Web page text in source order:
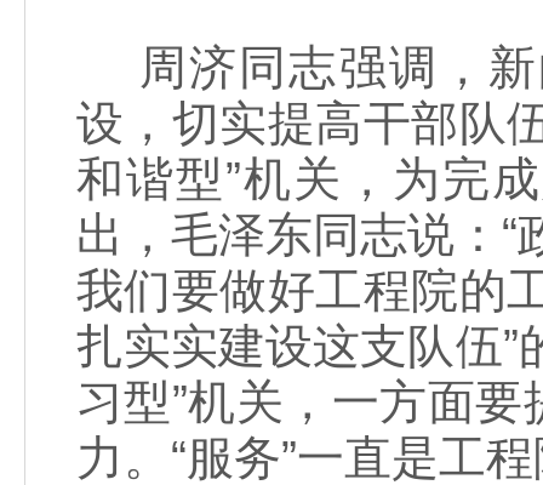
周济同志强调，新
设，切实提高干部队
和谐型”机关，为完
出，毛泽东同志说：
我们要做好工程院的
扎实实建设这支队伍”
习型”机关，一方面
力。“服务”一直是工